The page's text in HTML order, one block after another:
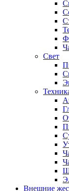
Свет
Внешние